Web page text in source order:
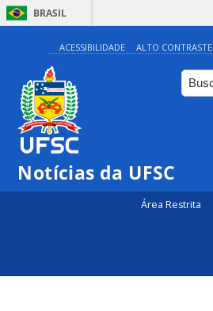
BRASIL
ACESSIBILIDADE ALTO CONTRASTE
Notícias da UFSC
Área Restrita